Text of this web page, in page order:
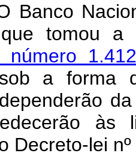
Banco
que tomou
número
sob a forma
Decreto-lei